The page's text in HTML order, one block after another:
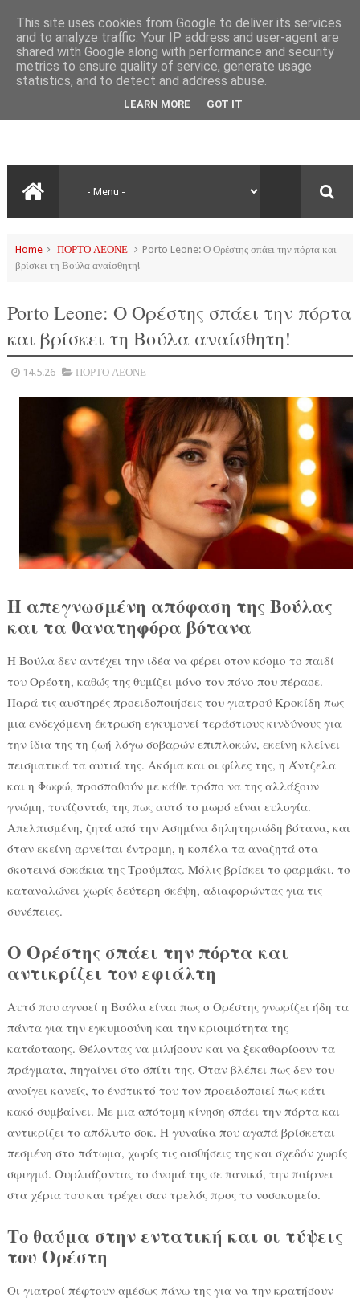
Home ΠΟΡΤΟ ΛΕΟΝΕ
Porto Leone: Ο Ορέστης σπάει την πόρτα και
βρίσκει τη Βούλα αναίσθητη!
Porto Leone: Ο Ορέστης σπάει την πόρτα
και βρίσκει τη Βούλα αναίσθητη!
14.5.26 ΠΟΡΤΟ ΛΕΟΝΕ
Η απεγνωσμένη απόφαση της Βούλας
και τα θανατηφόρα βότανα
Η Βούλα δεν αντέχει την ιδέα να φέρει στον κόσμο το παιδί
του Ορέστη, καθώς της θυμίζει μόνο τον πόνο που πέρασε.
Παρά τις αυστηρές προειδοποιήσεις του γιατρού Κροκίδη πως
μια ενδεχόμενη έκτρωση εγκυμονεί τεράστιους κινδύνους για
την ίδια της τη ζωή λόγω σοβαρών επιπλοκών, εκείνη κλείνει
πεισματικά τα αυτιά της. Ακόμα και οι φίλες της, η Άντζελα
και η Φωφώ, προσπαθούν με κάθε τρόπο να της αλλάξουν
γνώμη, τονίζοντάς της πως αυτό το μωρό είναι ευλογία.
Απελπισμένη, ζητά από την Ασημίνα δηλητηριώδη βότανα, και
όταν εκείνη αρνείται έντρομη, η κοπέλα τα αναζητά στα
σκοτεινά σοκάκια της Τρούμπας. Μόλις βρίσκει το φαρμάκι, το
καταναλώνει χωρίς δεύτερη σκέψη, αδιαφορώντας για τις
συνέπειες.
Ο Ορέστης σπάει την πόρτα και
αντικρίζει τον εφιάλτη
Αυτό που αγνοεί η Βούλα είναι πως ο Ορέστης γνωρίζει ήδη τα
πάντα για την εγκυμοσύνη και την κρισιμότητα της
κατάστασης. Θέλοντας να μιλήσουν και να ξεκαθαρίσουν τα
πράγματα, πηγαίνει στο σπίτι της. Όταν βλέπει πως δεν του
ανοίγει κανείς, το ένστικτό του τον προειδοποιεί πως κάτι
κακό συμβαίνει. Με μια απότομη κίνηση σπάει την πόρτα και
αντικρίζει το απόλυτο σοκ. Η γυναίκα που αγαπά βρίσκεται
πεσμένη στο πάτωμα, χωρίς τις αισθήσεις της και σχεδόν χωρίς
σφυγμό. Ουρλιάζοντας το όνομά της σε πανικό, την παίρνει
στα χέρια του και τρέχει σαν τρελός προς το νοσοκομείο.
Το θαύμα στην εντατική και οι τύψεις
του Ορέστη
Οι γιατροί πέφτουν αμέσως πάνω της για να την κρατήσουν
This site uses cookies from Google to deliver its services
and to analyze traffic. Your IP address and user-agent are
shared with Google along with performance and security
metrics to ensure quality of service, generate usage
statistics, and to detect and address abuse.
LEARN MORE GOT IT